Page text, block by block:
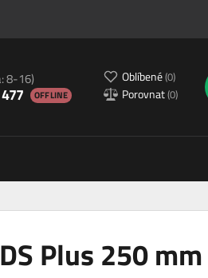
8-16)
OFFLINE
Oblíbené(0)
Porovnat(0)
Plus 250 mm